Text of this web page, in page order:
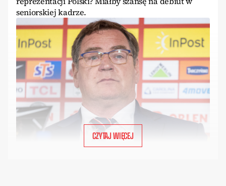
seniorskiej kadrze.
CZYTAJ WIĘCEJ